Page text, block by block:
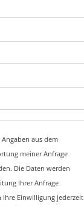
aus dem
meiner Anfrage
Die Daten werden
Ihrer Anfrage
Ihre Einwilligung jederzeit